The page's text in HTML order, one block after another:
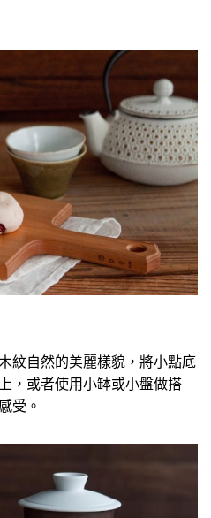
紋自然的美麗樣貌，將小點底
，或者使用小缽或小盤做搭
受。